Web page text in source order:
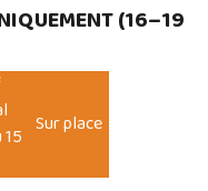
(16–19
15 Sur place